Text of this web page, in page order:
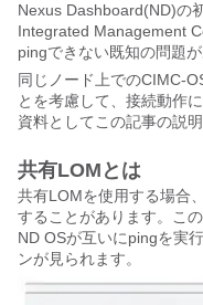
Nexus Dashboard(ND)の
Integrated Management
pingできない既知の問題が
同じノード上でのCIMC-
とを考慮して、接続動作
資料としてこの記事の説明
共有LOMとは
共有LOMを使用する場合
することがあります。こ
ND OSが互いにpingを実
ンが見られます。